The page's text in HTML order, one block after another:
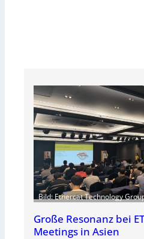
Bild: Ethercat Technology
Große Resonanz bei
Meetings in Asien